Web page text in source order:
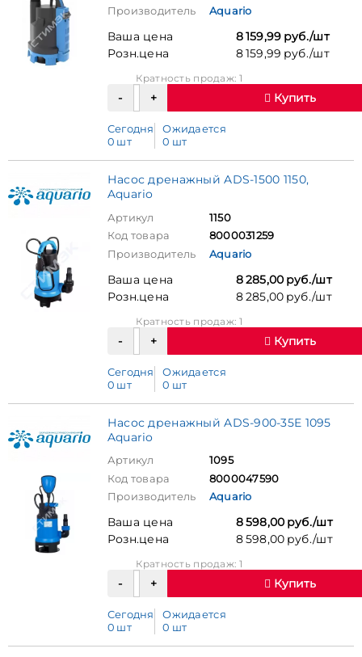
Производитель
Aquario
Ваша цена
8 159,99 руб./шт
Розн.цена
8 159,99 руб./шт
Кратность продаж: 1
Купить
Сегодня
0 шт
Ожидается
0 шт
Насос дренажный ADS-1500 1150,
Aquario
Артикул
1150
Код товара
8000031259
Производитель
Aquario
Ваша цена
8 285,00 руб./шт
Розн.цена
8 285,00 руб./шт
Кратность продаж: 1
Купить
Сегодня
0 шт
Ожидается
0 шт
Насос дренажный ADS-900-35E 1095
Aquario
Артикул
1095
Код товара
8000047590
Производитель
Aquario
Ваша цена
8 598,00 руб./шт
Розн.цена
8 598,00 руб./шт
Кратность продаж: 1
Купить
Сегодня
0 шт
Ожидается
0 шт